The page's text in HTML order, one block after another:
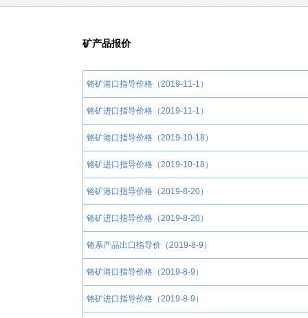
矿产品报价
铬矿港口指导价格（2019-11-1）
铬矿进口指导价格（2019-11-1）
铬矿港口指导价格（2019-10-18）
铬矿进口指导价格（2019-10-18）
铬矿港口指导价格（2019-8-20）
铬矿进口指导价格（2019-8-20）
铬系产品出口指导价（2019-8-9）
铬矿港口指导价格（2019-8-9）
铬矿进口指导价格（2019-8-9）